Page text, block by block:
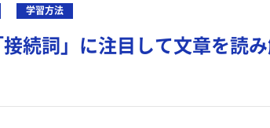
学習方法
続詞」に注目して文章を読み